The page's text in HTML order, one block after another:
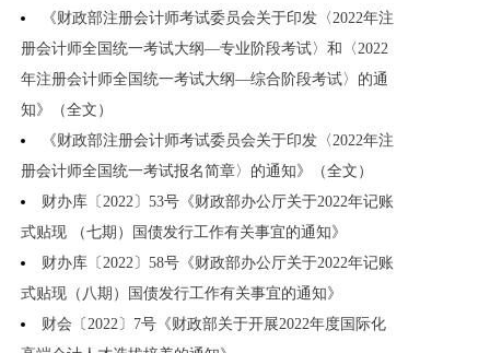
《财政部注册会计师考试委员会关于印发〈2022年注
册会计师全国统一考试大纲—专业阶段考试〉和〈2022
年注册会计师全国统一考试大纲—综合阶段考试〉的通
知》（全文）
《财政部注册会计师考试委员会关于印发〈2022年注
册会计师全国统一考试报名简章〉的通知》（全文）
财办库〔2022〕53号《财政部办公厅关于2022年记账
式贴现 （七期）国债发行工作有关事宜的通知》
财办库〔2022〕58号《财政部办公厅关于2022年记账
式贴现（八期）国债发行工作有关事宜的通知》
财会〔2022〕7号《财政部关于开展2022年度国际化